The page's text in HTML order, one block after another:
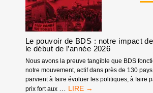
Le pouvoir de BDS : notre impact
le début de l’année 2026
Nous avons la preuve tangible que BDS
notre mouvement, actif dans près de 130 pays,
parvient à faire évoluer les politiques, à faire
prix fort aux
LE